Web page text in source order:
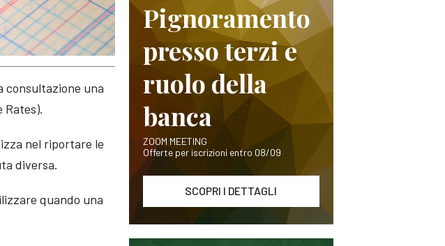
consultazione una
Rates).
nel riportare le
diversa.
quando una
Pignoramento
presso terzi e
ruolo della
banca
ZOOM MEETING
Offerte per iscrizioni entro 08/09
SCOPRI I DETTAGLI